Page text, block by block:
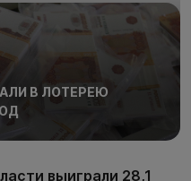
В ЛОТЕРЕЮ
выиграли 28,1